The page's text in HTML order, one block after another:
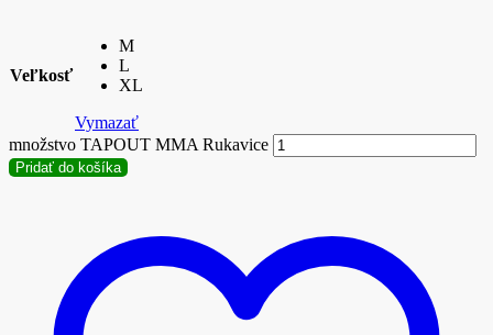
Veľkosť
M
L
XL
Vymazať
množstvo TAPOUT MMA Rukavice
Pridať do košíka